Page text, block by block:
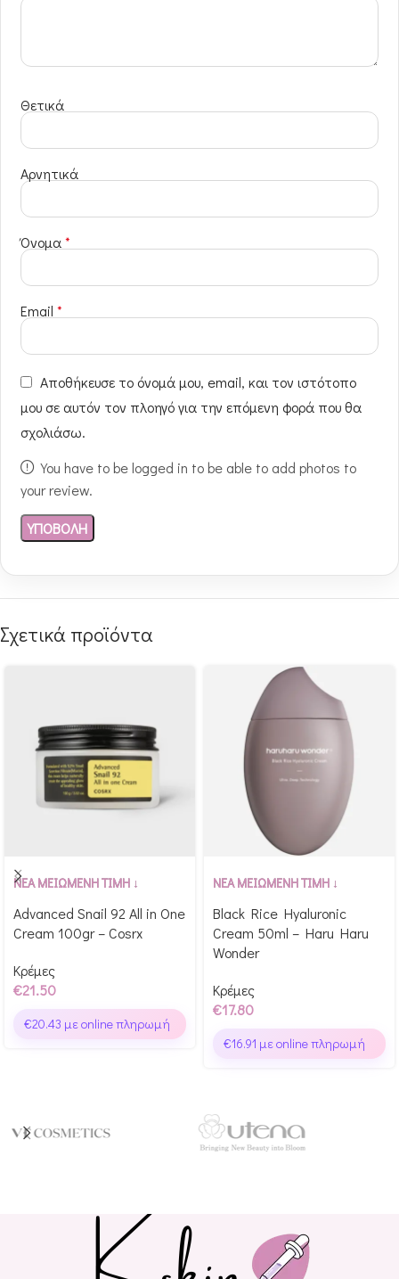
Θετικά
Αρνητικά
Όνομα*
Email *
Αποθήκευσε το όνομά μου, email, και τον ιστότοπο
μου σε αυτόν τον πλοηγό για την επόμενη φορά που θα
σχολιάσω.
You have to be logged in to be able to add photos to
your review.
Σχετικά προϊόντα
Αγόρασε & κέρδισε 215
ΝΕΑ ΜΕΙΩΜΕΝΗ ΤΙΜΗ ↓
Advanced Snail 92 All in One
Cream 100gr – Cosrx
Κρέμες
€21.50
€20.43 με online πληρωμή
Αγόρασε & κέρδισε 178
ΝΕΑ ΜΕΙΩΜΕΝΗ ΤΙΜΗ ↓
Black Rice Hyaluronic
Cream 50ml – Haru Haru
Wonder
Κρέμες
€17.80
€16.91 με online πληρωμή